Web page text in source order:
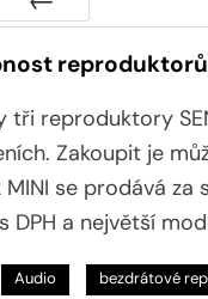
reproduktorů
tři reproduktory
Zakoupit je
MINI se prodává
DPH a největší
Audio bezdrátové